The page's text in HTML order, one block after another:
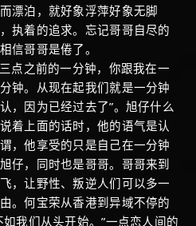
漂泊，就好象浮萍好象无脚
执着的追求。忘记哥哥自尽的
信哥哥是倦了。
点之前的一分钟，你跟我在一
钟。从现在起我们就是一分钟
，因为已经过去了”。旭仔什么
着上面的话时，他的语气是认
，他享受的只是自己在一分钟
仔，同时也是哥哥。哥哥来到
，让野性、叛逆人们可以多一
。何宝荣从香港到异域不停的
我们从头开始。”一点恋人间的